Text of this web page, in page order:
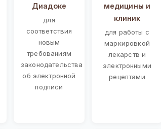
Диадоке
для
соответствия
новым
требованиям
законодательства
об электронной
подписи
медицины и
клиник
для работы с
маркировкой
лекарств и
электронными
рецептами